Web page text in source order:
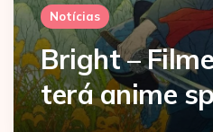
Notícias
Bright –
terá anime